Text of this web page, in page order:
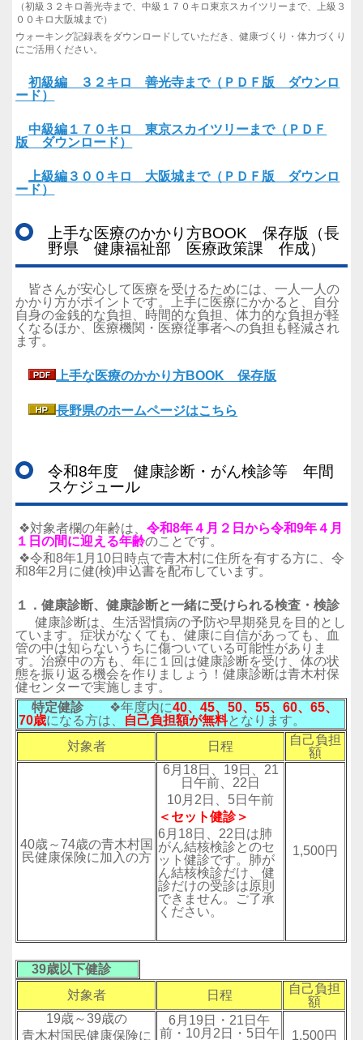
（初級３２キロ善光寺まで、中級１７０キロ東京スカイツリーまで、上級３
００キロ大阪城まで）
ウォーキング記録表をダウンロードしていただき、健康づくり・体力づくり
にご活用ください。
初級編 ３２キロ 善光寺まで（ＰＤＦ版 ダウンロ
ード）
中級編１７０キロ 東京スカイツリーまで（ＰＤＦ
版 ダウンロード）
上級編３００キロ 大阪城まで（ＰＤＦ版 ダウンロ
ード）
上手な医療のかかり方BOOK 保存版（長
野県 健康福祉部 医療政策課 作成）
皆さんが安心して医療を受けるためには、一人一人の
かかり方がポイントです。上手に医療にかかると、自分
自身の金銭的な負担、時間的な負担、体力的な負担が軽
くなるほか、医療機関・医療従事者への負担も軽減され
ます。
上手な医療のかかり方BOOK 保存版
長野県のホームページはこちら
令和8年度 健康診断・がん検診等 年間
スケジュール
❖対象者欄の年齢は、令和8年４月２日から令和9年４月
１日の間に迎える年齢のことです。
❖令和8年1月10日時点で青木村に住所を有する方に、令
和8年2月に健(検)申込書を配布しています。
１．健康診断、健康診断と一緒に受けられる検査・検診
健康診断は、生活習慣病の予防や早期発見を目的とし
ています。症状がなくても、健康に自信があっても、血
管の中は知らないうちに傷ついている可能性がありま
す。治療中の方も、年に１回は健康診断を受け、体の状
態を振り返る機会を作りましょう！健康診断は青木村保
健センターで実施します。
特定健診❖年度内に40、45、50、55、60、65、
70歳になる方は、 自己負担額が無料となります。
対象者
日程
自己負担
額
40歳～74歳の青木村国
民健康保険に加入の方
6月18日、19日、21
日午前、22日
10月2日、5日午前
＜セット健診＞
6月18日、22日は肺
がん結核検診とのセ
ット健診です。肺が
ん結核検診だけ、健
診だけの受診は原則
できません。ご了承
ください。
1,500円
39歳以下健診
対象者
日程
自己負担
額
19歳～39歳の
青木村国民健康保険に
6月19日・21日午
前・10月2日・5日午
1,500円